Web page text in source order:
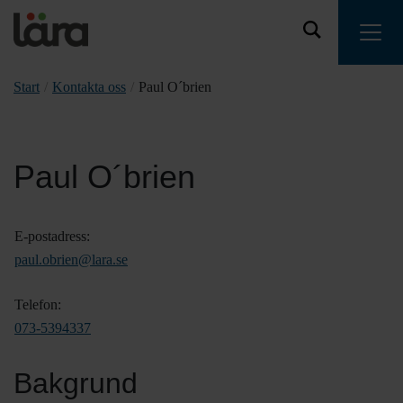
Start Kontakta oss Paul O´brien
Paul O´brien
E-postadress:
paul.obrien@lara.se
Telefon:
073-5394337
Bakgrund